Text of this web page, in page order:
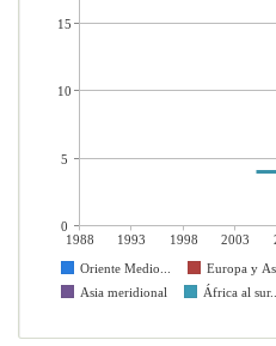
1988 1993 1998 2003
Oriente Medio...
Europa y
Asia meridional
África al sur...
15
10
5
0